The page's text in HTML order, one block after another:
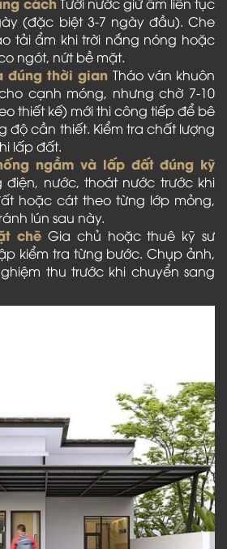
(đặc biệt 3-7 ngày đầu). Che
tải ẩm khi trời nắng nóng hoặc
ngót, nứt bề mặt.
đúng thời gian Tháo ván khuôn
cạnh móng, nhưng chờ 7-10
thiết kế) mới thi công tiếp để bê
độ cần thiết. Kiểm tra chất lượng
lấp đất.
ngầm và lấp đất đúng kỹ
điện, nước, thoát nước trước khi
hoặc cát theo từng lớp mỏng,
lún sau này.
chẽ Gia chủ hoặc thuê kỹ sư
kiểm tra từng bước. Chụp ảnh,
thu trước khi chuyển sang